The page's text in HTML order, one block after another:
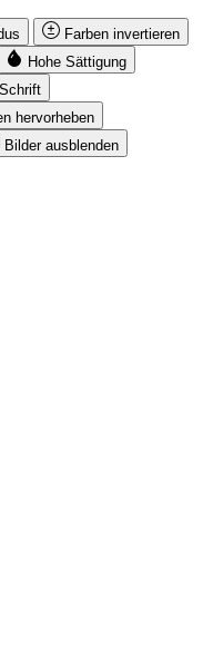
Farben invertieren
Hohe Sättigung
hervorheben
Bilder ausblenden